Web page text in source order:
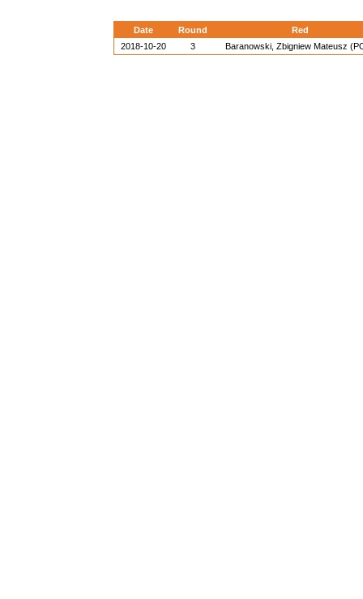
Date Round
Red
2018-10-20
3 Baranowski, Zbigniew Mateusz